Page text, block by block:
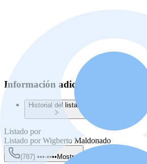
Información adicional
Historial del listado
Listado por
Listado por Wigberto Maldonado
(787) •••-•••• Mostrar